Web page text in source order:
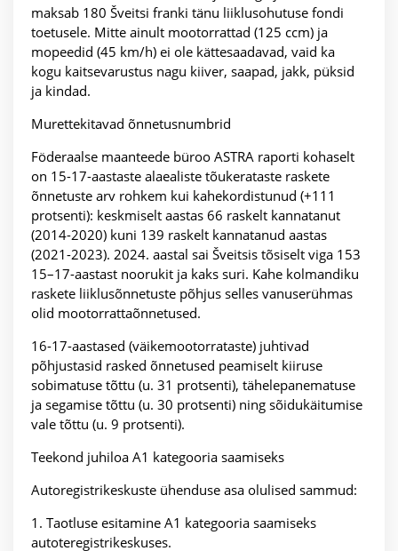
maksab 180 Šveitsi franki tänu liiklusohutuse fondi
toetusele. Mitte ainult mootorrattad (125 ccm) ja
mopeedid (45 km/h) ei ole kättesaadavad, vaid ka
kogu kaitsevarustus nagu kiiver, saapad, jakk, püksid
ja kindad.
Murettekitavad õnnetusnumbrid
Föderaalse maanteede büroo ASTRA raporti kohaselt
on 15-17-aastaste alaealiste tõukerataste raskete
õnnetuste arv rohkem kui kahekordistunud (+111
protsenti): keskmiselt aastas 66 raskelt kannatanut
(2014-2020) kuni 139 raskelt kannatanud aastas
(2021-2023). 2024. aastal sai Šveitsis tõsiselt viga 153
15–17-aastast noorukit ja kaks suri. Kahe kolmandiku
raskete liiklusõnnetuste põhjus selles vanuserühmas
olid mootorrattaõnnetused.
16-17-aastased (väikemootorrataste) juhtivad
põhjustasid rasked õnnetused peamiselt kiiruse
sobimatuse tõttu (u. 31 protsenti), tähelepanematuse
ja segamise tõttu (u. 30 protsenti) ning sõidukäitumise
vale tõttu (u. 9 protsenti).
Teekond juhiloa A1 kategooria saamiseks
Autoregistrikeskuste ühenduse asa olulised sammud:
1. Taotluse esitamine A1 kategooria saamiseks
autoteregistrikeskuses.